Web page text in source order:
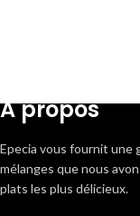
A propos
Epecia vous fournit une
mélanges que nous
plats les plus délicieux.